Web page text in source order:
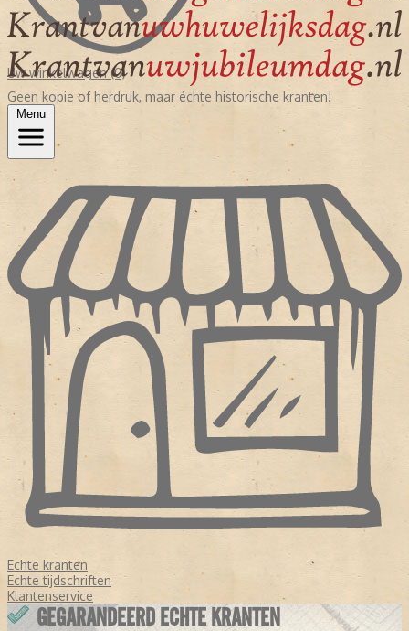
Uw winkelwagen (0)
Geen kopie of herdruk, maar échte historische kranten!
Menu
Echte kranten
Echte tijdschriften
Klantenservice
GEGARANDEERD ECHTE KRANTEN